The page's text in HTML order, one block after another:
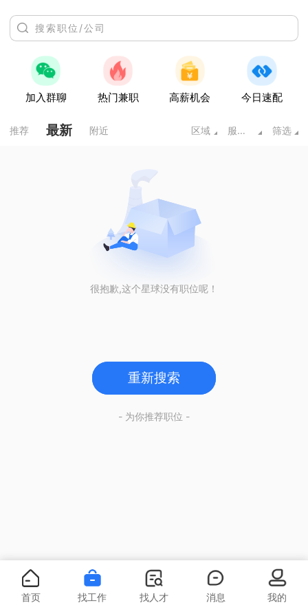
加入群聊 热门兼职 高薪机会 今日速配
推荐 最新 附近 区域 服务业 筛选
很抱歉,这个星球没有职位呢！
重新搜索
- 为你推荐职位 -
首页 找工作 找人才 消息 我的